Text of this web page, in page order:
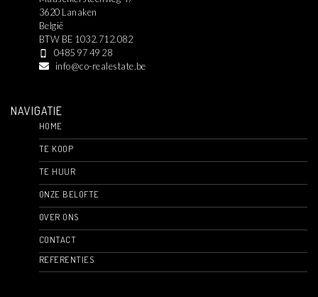
3620 Lanaken
België
BTW BE 1032.712.082
0485 97 49 28
info@co-realestate.be
NAVIGATIE
HOME
TE KOOP
TE HUUR
ONZE BELOFTE
OVER ONS
CONTACT
REFERENTIES